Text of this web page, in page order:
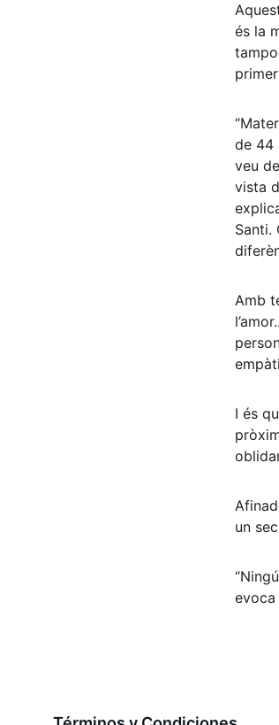
és la
de 44
veu
vista
Santi.
Amb
I és
un
evoca